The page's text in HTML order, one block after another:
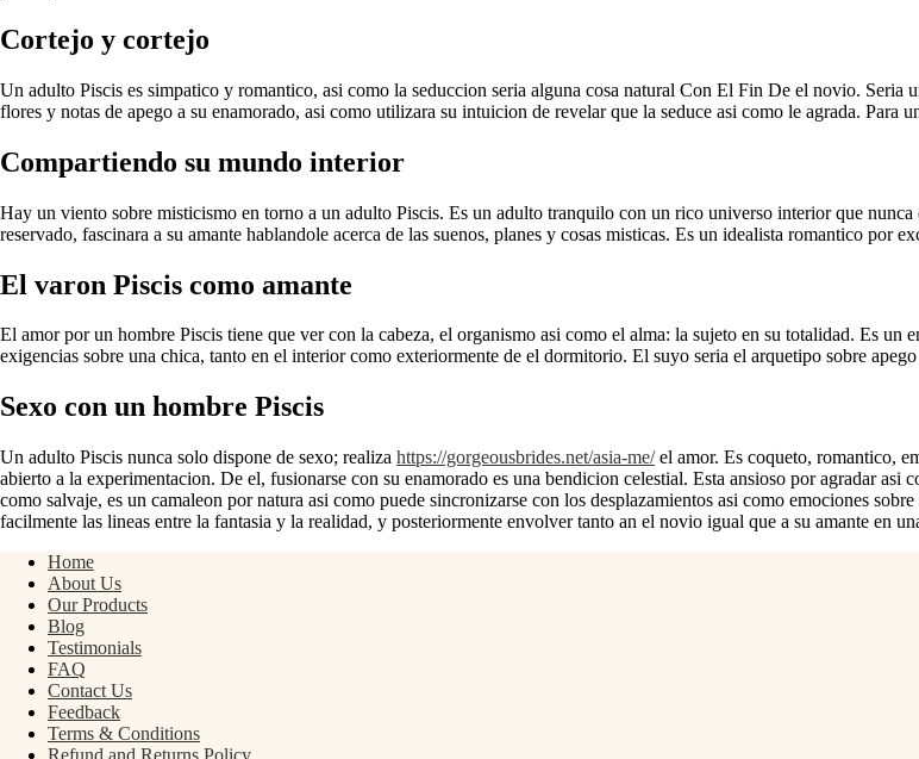
Cortejo y cortejo
Un adulto Piscis es simpatico y romantico, asi­ como la seduccion seri­a alguna cosa natural Con El Fin De el novio. Seri­a
flores y notas de apego a su enamorado, asi­ como utilizara su intuicion de revelar que la seduce asi­ como le agrada. Para
Compartiendo su mundo interior
Hay un viento sobre misticismo en torno a un adulto Piscis. Es un adulto tranquilo con un rico universo interior que
reservado, fascinara a su amante hablandole acerca de las suenos, planes y cosas misticas. Es un idealista romantico por
El varon Piscis como amante
El amor por un hombre Piscis tiene que ver con la cabeza, el organismo asi­ como el alma: la sujeto en su totalidad. Es
exigencias sobre una chica, tanto en el interior como exteriormente de el dormitorio. El suyo seri­a el arquetipo sobre
Sexo con un hombre Piscis
Un adulto Piscis nunca solo dispone de sexo; realiza https://gorgeousbrides.net/asia-me/el amor. Es coqueto, romantico,
abierto a la experimentacion. De el, fusionarse con su enamorado es una bendicion celestial. Esta ansioso por agradar
como salvaje, es un camaleon por natura asi­ como puede sincronizarse con los desplazamientos asi­ como emociones
facilmente las lineas entre la fantasia y la realidad, y posteriormente envolver tanto an el novio igual que a su amante en
Home
About Us
Our Products
Blog
Testimonials
FAQ
Contact Us
Feedback
Terms & Conditions